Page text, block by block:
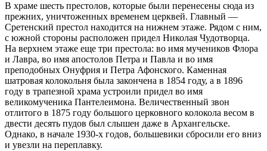
В храме шесть престолов, которые были перенесены сюда из
прежних, уничтоженных временем церквей. Главный —
Сретенский престол находится на нижнем этаже. Рядом с ним,
с южной стороны расположен придел Николая Чудотворца.
На верхнем этаже еще три престола: во имя мучеников Флора
и Лавра, во имя апостолов Петра и Павла и во имя
преподобных Онуфрия и Петра Афонского. Каменная
шатровая колокольня была закончена в 1854 году, а в 1896
году в трапезной храма устроили придел во имя
великомученика Пантелеимона. Величественный звон
отлитого в 1875 году большого церковного колокола весом в
двести десять пудов был слышен даже в Архангельске.
Однако, в начале 1930-х годов, большевики сбросили его вниз
и увезли на переплавку.